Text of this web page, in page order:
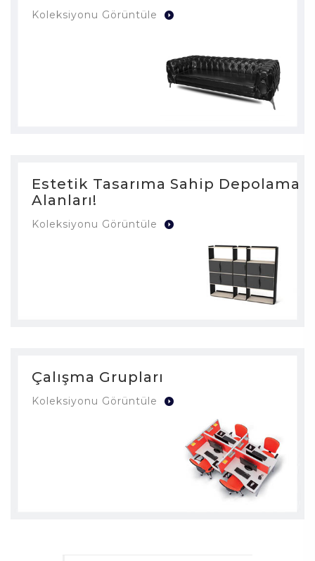
Koleksiyonu Görüntüle
Estetik Tasarıma Sahip Depolama
Alanları!
Koleksiyonu Görüntüle
Çalışma Grupları
Koleksiyonu Görüntüle